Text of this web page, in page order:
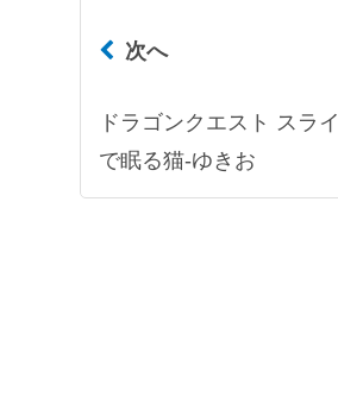
次へ
ドラゴンクエスト スラ
で眠る猫-ゆきお